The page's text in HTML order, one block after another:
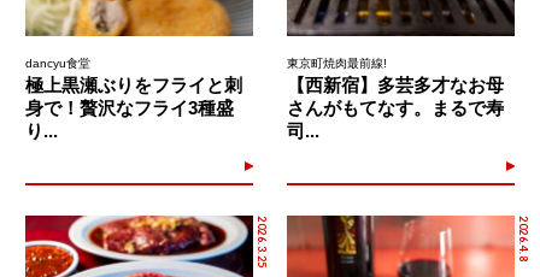
dancyu食堂
極上黒瀬ぶりをフライと刺
身で！贅沢なフライ3種盛
り...
東京町焼肉最前線!
【西新宿】多芸多才なお母
さんがもてなす。まるで寿
司...
2026.3.25 2026.4.8